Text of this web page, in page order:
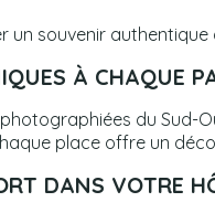
souvenir authentique
À CHAQUE
du Sud-
place offre un
DANS VOTRE